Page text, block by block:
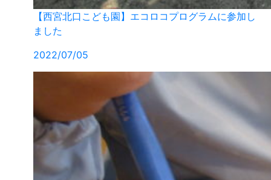
【西宮北口こども園】エコロコプログラムに参加し
ました
2022/07/05